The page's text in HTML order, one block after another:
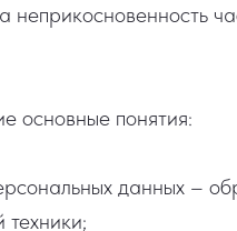
основные понятия:
данных –